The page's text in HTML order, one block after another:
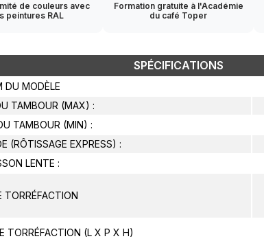
de couleurs avec
peintures RAL
Formation gratuite à l'Académie
du café Toper
SPÉCIFICATIONS
DU MODÈLE
TAMBOUR (MAX) :
TAMBOUR (MIN) :
(RÔTISSAGE EXPRESS) :
LENTE :
TORRÉFACTION
TORRÉFACTION (L X P X H)